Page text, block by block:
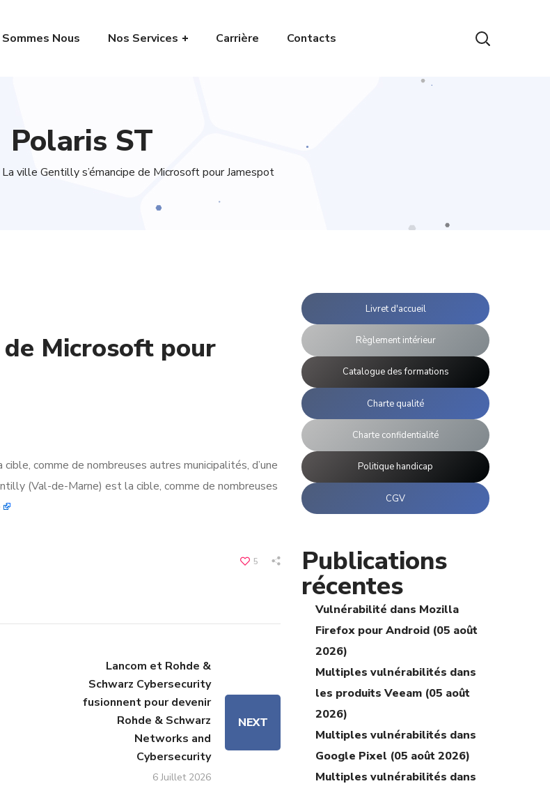
Sommes Nous Nos Services Carrière Contacts
Polaris ST
La ville Gentilly s’émancipe de Microsoft pour Jamespot
de Microsoft pour
comme de nombreuses autres municipalités, d’une
(Val-de-Marne) est la cible, comme de nombreuses
5
Lancom et Rohde &
Schwarz Cybersecurity
fusionnent pour devenir
Rohde & Schwarz
Networks and
Cybersecurity
6 Juillet 2026
NEXT
Livret d'accueil
Règlement intérieur
Catalogue des formations
Charte qualité
Charte confidentialité
Politique handicap
CGV
Publications
récentes
Vulnérabilité dans Mozilla
Firefox pour Android (05 août
2026)
Multiples vulnérabilités dans
les produits Veeam (05 août
2026)
Multiples vulnérabilités dans
Google Pixel (05 août 2026)
Multiples vulnérabilités dans